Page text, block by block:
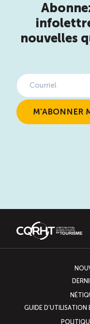
nouvelles
GUIDE D’UTILISATION